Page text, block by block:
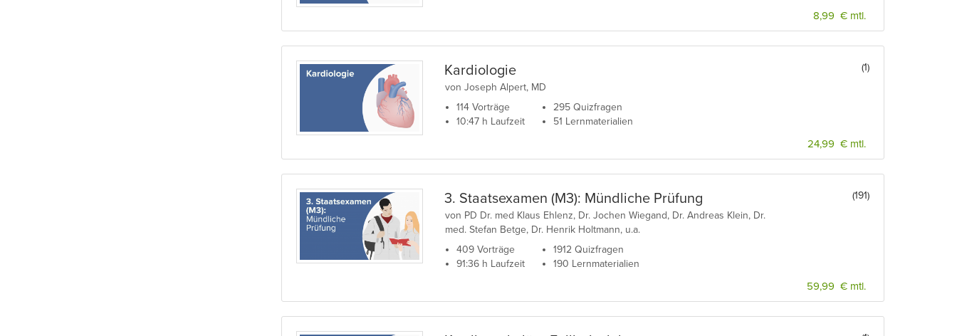
8,99 € mtl.
Kardiologie
von Joseph Alpert, MD
114 Vorträge
10:47 h Laufzeit
295 Quizfragen
51 Lernmaterialien
(1)
24,99 € mtl.
3. Staatsexamen (M3): Mündliche Prüfung
von PD Dr. med Klaus Ehlenz, Dr. Jochen Wiegand, Dr. Andreas Klein, Dr.
med. Stefan Betge, Dr. Henrik Holtmann, u.a.
409 Vorträge
91:36 h Laufzeit
1912 Quizfragen
190 Lernmaterialien
(191)
59,99 € mtl.